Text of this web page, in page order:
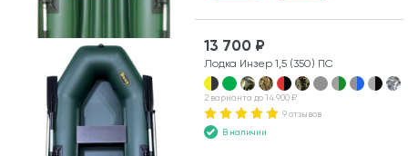
13 700 ₽
Лодка Инзер 1,5 (350) ПС
2 варианта до 14 900 ₽
9 отзывов
В наличии